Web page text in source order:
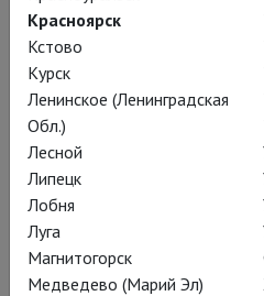
Брегенцcкий
TheatreHD представляет
ежегодного оперного
своей плавучей сценой на
пространство позволяет
фантастические декорации, и
спектаклями в Брегенце
Красноярск
Кстово
Курск
Ленинское (Ленинградская
Обл.)
Лесной
Липецк
Лобня
Луга
Магнитогорск
Медведево (Марий Эл)